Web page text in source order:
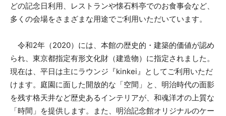
どの記念日利用、レストランや懐石料亭でのお食事会など、
多くの会場をさまざまな用途でご利用いただいています。
令和2年（2020）には、本館の歴史的・建築的価値が認め
られ、東京都指定有形⽂化財（建造物）に指定されました。
現在は、平日は主にラウンジ『kinkei』としてご利用いただ
けます。庭園に面した開放的な「空間」と、明治時代の面影
を残す格天井など歴史あるインテリアが、和魂洋才の上質な
「時間」を提供します。また、明治記念館オリジナルのケー